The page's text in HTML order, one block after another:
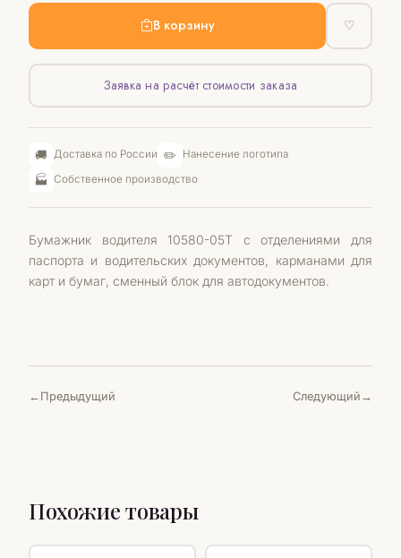
В корзину ♡
Заявка на расчёт стоимости заказа
🚚 Доставка по России ✏️ Нанесение логотипа
🏭 Собственное производство
Бумажник водителя 10580-05T с отделениями для
паспорта и водительских документов, карманами для
карт и бумаг, сменный блок для автодокументов.
Предыдущий Следующий
Похожие товары